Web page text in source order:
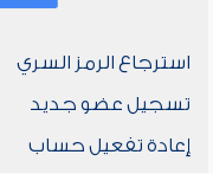
استرجاع الرمز السري
تسجيل عضو جديد
إعادة تفعيل حساب